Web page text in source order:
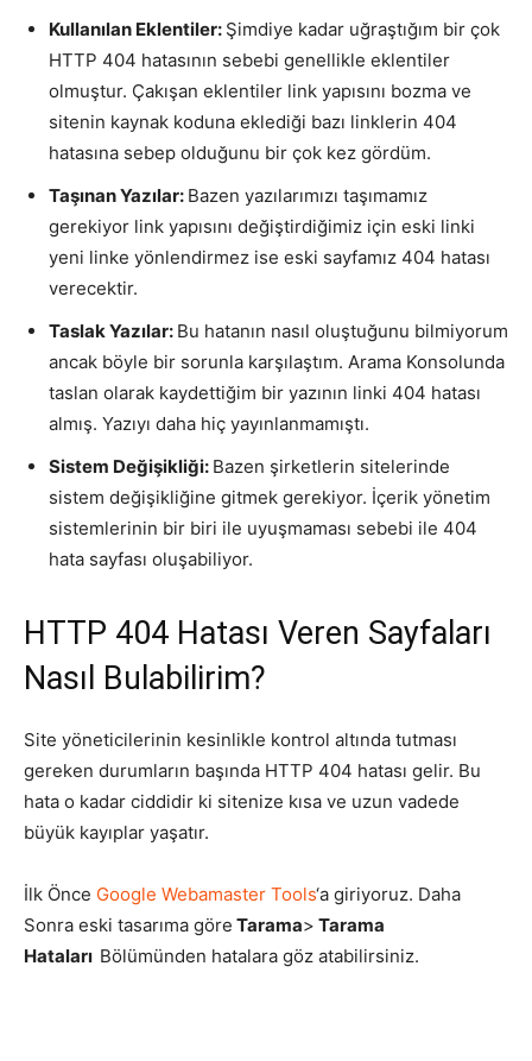
Kullanılan Eklentiler: Şimdiye kadar uğraştığım bir çok
HTTP 404 hatasının sebebi genellikle eklentiler
olmuştur. Çakışan eklentiler link yapısını bozma ve
sitenin kaynak koduna eklediği bazı linklerin 404
hatasına sebep olduğunu bir çok kez gördüm.
Taşınan Yazılar: Bazen yazılarımızı taşımamız
gerekiyor link yapısını değiştirdiğimiz için eski linki
yeni linke yönlendirmez ise eski sayfamız 404 hatası
verecektir.
Taslak Yazılar: Bu hatanın nasıl oluştuğunu bilmiyorum
ancak böyle bir sorunla karşılaştım. Arama Konsolunda
taslan olarak kaydettiğim bir yazının linki 404 hatası
almış. Yazıyı daha hiç yayınlanmamıştı.
Sistem Değişikliği: Bazen şirketlerin sitelerinde
sistem değişikliğine gitmek gerekiyor. İçerik yönetim
sistemlerinin bir biri ile uyuşmaması sebebi ile 404
hata sayfası oluşabiliyor.
HTTP 404 Hatası Veren Sayfaları
Nasıl Bulabilirim?
Site yöneticilerinin kesinlikle kontrol altında tutması
gereken durumların başında HTTP 404 hatası gelir. Bu
hata o kadar ciddidir ki sitenize kısa ve uzun vadede
büyük kayıplar yaşatır.
İlk Önce Google Webamaster Tools‘a giriyoruz. Daha
Sonra eski tasarıma göre Tarama> Tarama
Hataları Bölümünden hatalara göz atabilirsiniz.